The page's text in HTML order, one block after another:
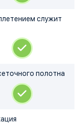
служит
полотна